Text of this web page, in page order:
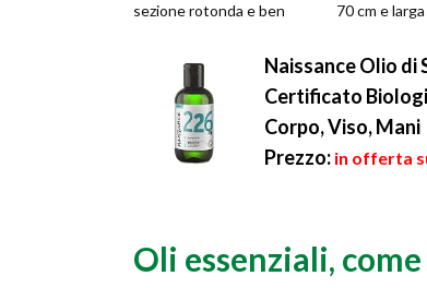
sezione rotonda e ben
70 cm e
ascendente
Naissance Olio di
Certificato
Corpo, Viso, Mani
Prezzo: in offerta
Oli essenziali,